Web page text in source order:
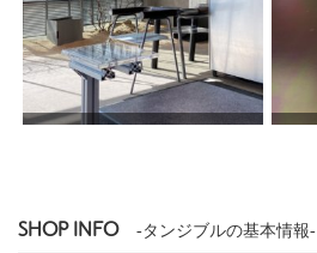
SHOP INFO -タンジブルの基本情報-